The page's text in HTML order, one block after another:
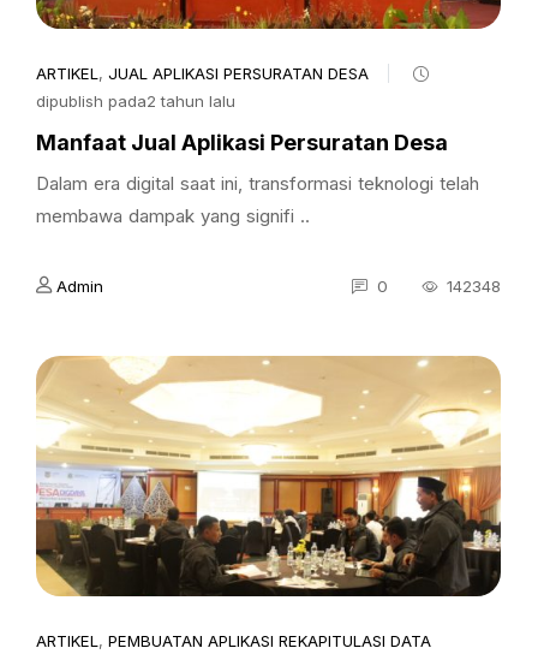
ARTIKEL , JUAL APLIKASI PERSURATAN DESA
dipublish pada2 tahun lalu
Manfaat Jual Aplikasi Persuratan Desa
Dalam era digital saat ini, transformasi teknologi telah
membawa dampak yang signifi ..
Admin 0 142348
ARTIKEL , PEMBUATAN APLIKASI REKAPITULASI DATA